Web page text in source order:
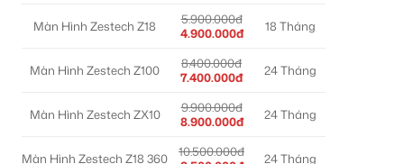
Màn Hình Zestech Z18
5.900.000đ
4.900.000đ
18 Tháng
Màn Hình Zestech Z100
8.400.000đ
7.400.000đ
24 Tháng
Màn Hình Zestech ZX10
9.900.000đ
8.900.000đ
24 Tháng
Màn Hình Zestech Z18 360
10.500.000đ
24 Tháng